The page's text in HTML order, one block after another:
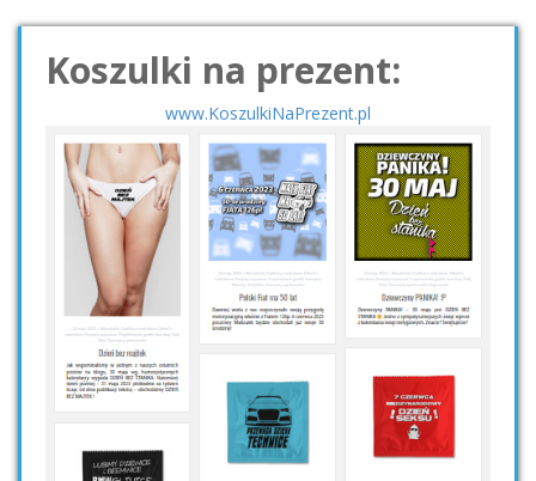
Koszulki na prezent:
www.KoszulkiNaPrezent.pl